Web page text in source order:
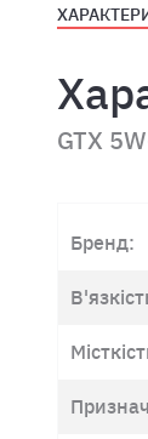
GTX
Бренд: